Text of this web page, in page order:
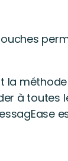
à toutes